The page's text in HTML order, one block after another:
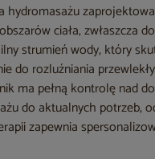
hydromasażu
ciała, zwłaszcza
strumień wody, który
do rozluźniania
ma pełną kontrolę nad
do aktualnych potrzeb,
zapewnia